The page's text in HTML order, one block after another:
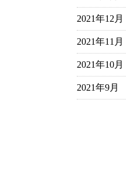
2021年12月
2021年11月
2021年10月
2021年9月